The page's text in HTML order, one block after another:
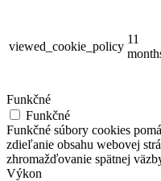
viewed_cookie_policy
11
Funkčné
Funkčné
Funkčné súbory cookies
zdieľanie obsahu webovej
zhromažďovanie spätnej
Výkon